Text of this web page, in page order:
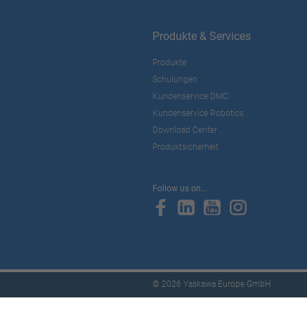
Produkte & Services
Produkte
Schulungen
Kundenservice DMC
Kundenservice Robotics
Download Center
Produktsicherheit
Follow us on...
© 2026 Yaskawa Europe GmbH